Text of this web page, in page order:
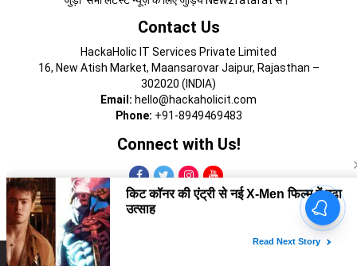
Contact Us
HackaHolic IT Services Private Limited
16, New Atish Market, Maansarovar Jaipur, Rajasthan –
302020 (INDIA)
Email: hello@hackaholicit.com
Phone: +91-8949469483
Connect with Us!
Copyright © 2024 HackaHolic IT Services Private Limited